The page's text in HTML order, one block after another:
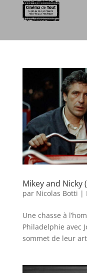
Mikey and Nicky
par Nicolas Botti |
Une chasse à
Philadelphie avec
sommet de leur